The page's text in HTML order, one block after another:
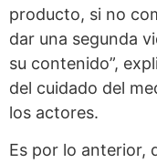
producto, si no
dar una segunda
su contenido”,
del cuidado del
los actores.
Es por lo anterior,